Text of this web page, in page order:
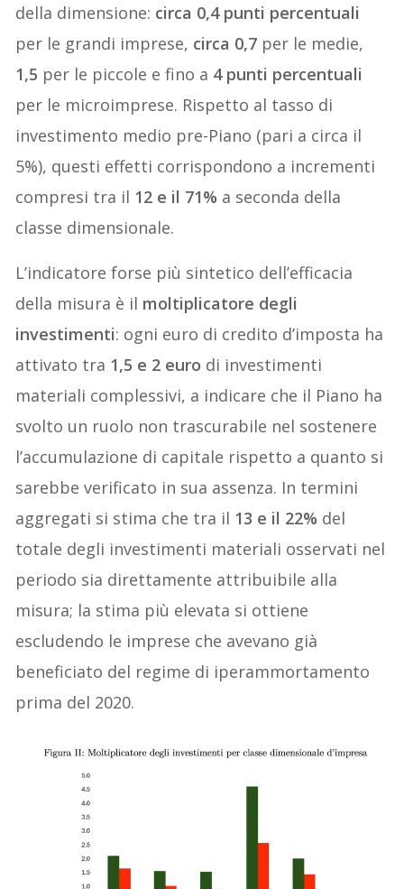
della dimensione: circa 0,4 punti percentuali
per le grandi imprese, circa 0,7 per le medie,
1,5 per le piccole e fino a 4 punti percentuali
per le microimprese. Rispetto al tasso di
investimento medio pre-Piano (pari a circa il
5%), questi effetti corrispondono a incrementi
compresi tra il 12 e il 71% a seconda della
classe dimensionale.
L’indicatore forse più sintetico dell’efficacia
della misura è il moltiplicatore degli
investimenti: ogni euro di credito d’imposta ha
attivato tra 1,5 e 2 euro di investimenti
materiali complessivi, a indicare che il Piano ha
svolto un ruolo non trascurabile nel sostenere
l’accumulazione di capitale rispetto a quanto si
sarebbe verificato in sua assenza. In termini
aggregati si stima che tra il 13 e il 22% del
totale degli investimenti materiali osservati nel
periodo sia direttamente attribuibile alla
misura; la stima più elevata si ottiene
escludendo le imprese che avevano già
beneficiato del regime di iperammortamento
prima del 2020.